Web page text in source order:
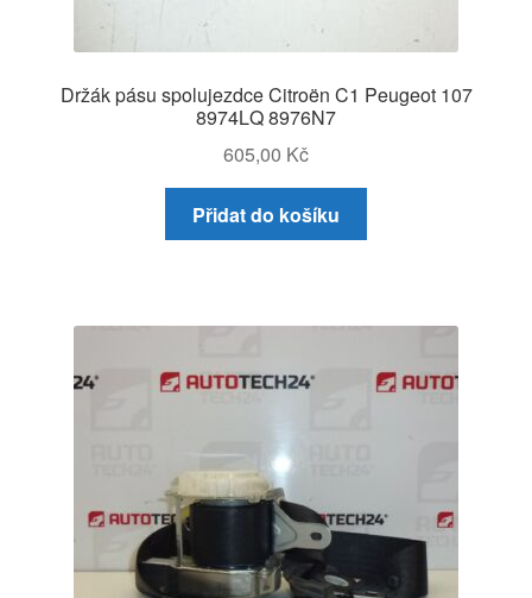
Držák pásu spolujezdce Citroën C1 Peugeot 107
8974LQ 8976N7
605,00 Kč
Přidat do košíku